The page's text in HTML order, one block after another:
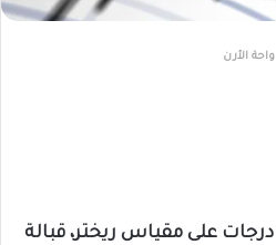
واحة الأرن
سجلت هزة أرضية بقوة 5 درجات على مقياس ريختر، قبالة